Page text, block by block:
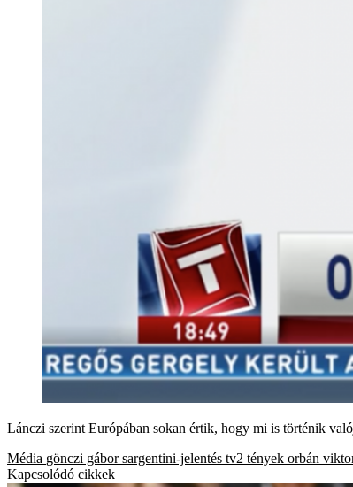
Lánczi szerint Európában sokan értik, hogy mi is történik
Média gönczi gábor sargentini-jelentés tv2 tények orbán
Kapcsolódó cikkek